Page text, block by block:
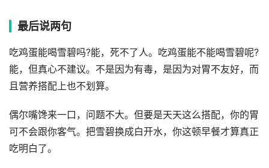
最后说两句
吃鸡蛋能喝雪碧吗?能，死不了人。吃鸡蛋能不能喝雪碧呢?
能，但真心不建议。不是因为有毒，是因为对胃不友好，而
且营养搭配上也不划算。
偶尔嘴馋来一口，问题不大。但要是天天这么搭配，你的胃
可不会跟你客气。把雪碧换成白开水，你这顿早餐才算真正
吃明白了。